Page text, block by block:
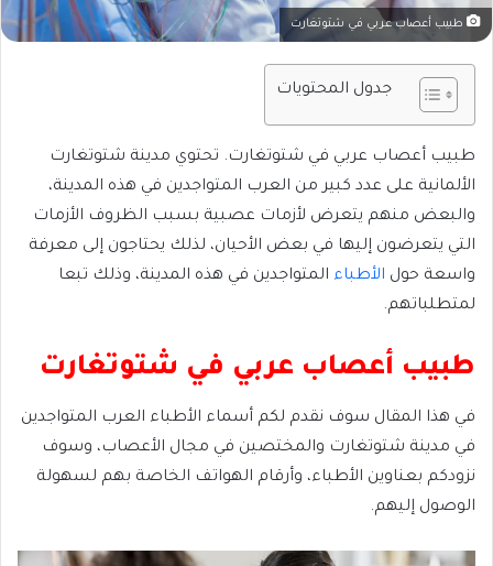
طبيب أعصاب عربي في شتوتغارت
جدول المحتويات
طبيب أعصاب عربي في شتوتغارت. تحتوي مدينة شتوتغارت
الألمانية على عدد كبير من العرب المتواجدين في هذه المدينة،
والبعض منهم يتعرض لأزمات عصبية بسبب الظروف الأزمات
التي يتعرضون إليها في بعض الأحيان، لذلك يحتاجون إلى معرفة
واسعة حول الأطباء المتواجدين في هذه المدينة، وذلك تبعا
لمتطلباتهم.
طبيب أعصاب عربي في شتوتغارت
في هذا المقال سوف نقدم لكم أسماء الأطباء العرب المتواجدين
في مدينة شتوتغارت والمختصين في مجال الأعصاب، وسوف
نزودكم بعناوين الأطباء، وأرقام الهواتف الخاصة بهم لسهولة
الوصول إليهم.